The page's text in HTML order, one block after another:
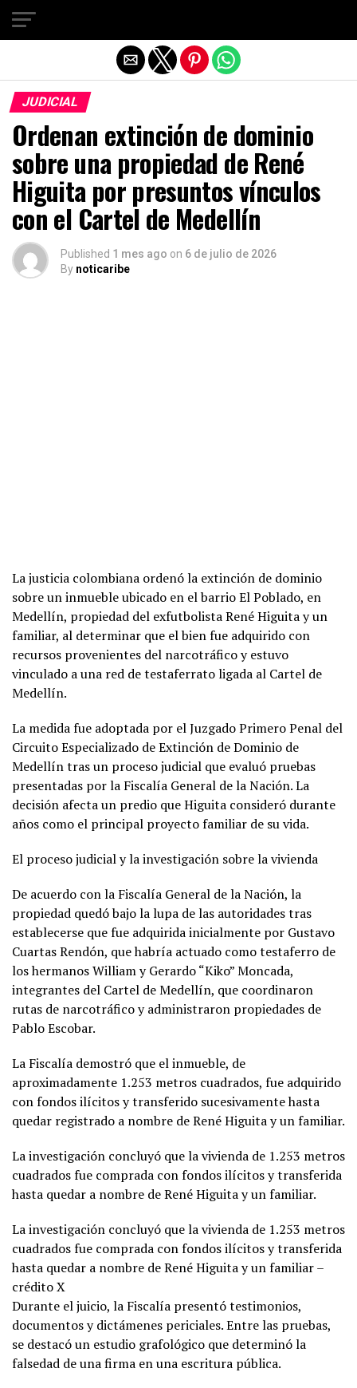
JUDICIAL
Ordenan extinción de dominio
sobre una propiedad de René
Higuita por presuntos vínculos
con el Cartel de Medellín
Published 1 mes ago on 6 de julio de 2026
By noticaribe
La justicia colombiana ordenó la extinción de dominio
sobre un inmueble ubicado en el barrio El Poblado, en
Medellín, propiedad del exfutbolista René Higuita y un
familiar, al determinar que el bien fue adquirido con
recursos provenientes del narcotráfico y estuvo
vinculado a una red de testaferrato ligada al Cartel de
Medellín.
La medida fue adoptada por el Juzgado Primero Penal del
Circuito Especializado de Extinción de Dominio de
Medellín tras un proceso judicial que evaluó pruebas
presentadas por la Fiscalía General de la Nación. La
decisión afecta un predio que Higuita consideró durante
años como el principal proyecto familiar de su vida.
El proceso judicial y la investigación sobre la vivienda
De acuerdo con la Fiscalía General de la Nación, la
propiedad quedó bajo la lupa de las autoridades tras
establecerse que fue adquirida inicialmente por Gustavo
Cuartas Rendón, que habría actuado como testaferro de
los hermanos William y Gerardo “Kiko” Moncada,
integrantes del Cartel de Medellín, que coordinaron
rutas de narcotráfico y administraron propiedades de
Pablo Escobar.
La Fiscalía demostró que el inmueble, de
aproximadamente 1.253 metros cuadrados, fue adquirido
con fondos ilícitos y transferido sucesivamente hasta
quedar registrado a nombre de René Higuita y un familiar.
La investigación concluyó que la vivienda de 1.253 metros
cuadrados fue comprada con fondos ilícitos y transferida
hasta quedar a nombre de René Higuita y un familiar.
La investigación concluyó que la vivienda de 1.253 metros
cuadrados fue comprada con fondos ilícitos y transferida
hasta quedar a nombre de René Higuita y un familiar –
crédito X
Durante el juicio, la Fiscalía presentó testimonios,
documentos y dictámenes periciales. Entre las pruebas,
se destacó un estudio grafológico que determinó la
falsedad de una firma en una escritura pública.